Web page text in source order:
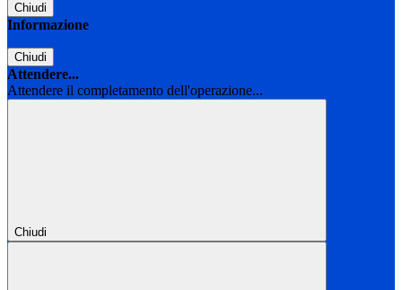
Chiudi
Informazione
Chiudi
Attendere...
Attendere il completamento dell'operazione...
Chiudi